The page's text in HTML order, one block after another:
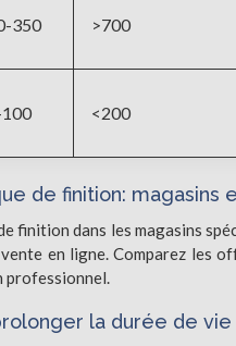
350 >700
<200
de finition: magasins
finition dans les magasins
en ligne. Comparez les
professionnel.
la durée de